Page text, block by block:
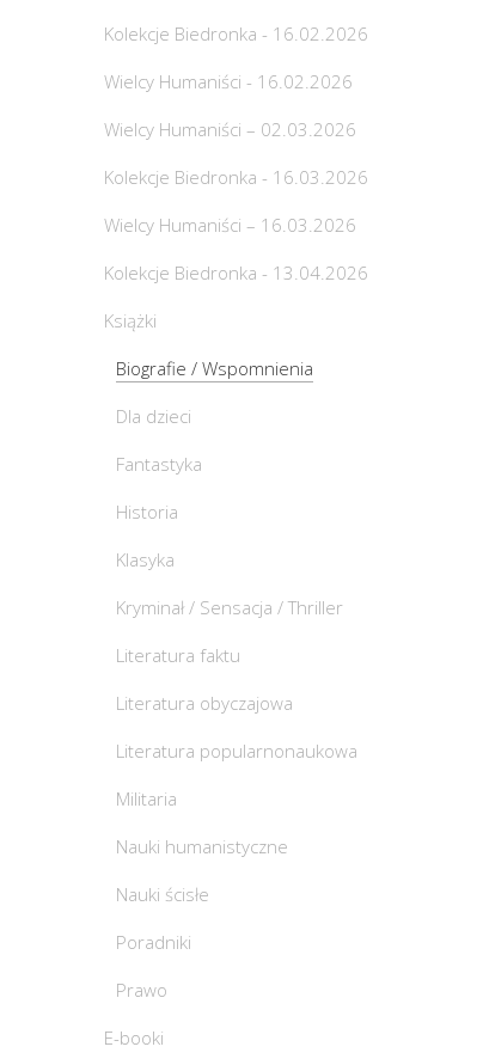
Kolekcje Biedronka - 16.02.2026
Wielcy Humaniści - 16.02.2026
Wielcy Humaniści – 02.03.2026
Kolekcje Biedronka - 16.03.2026
Wielcy Humaniści – 16.03.2026
Kolekcje Biedronka - 13.04.2026
Książki
Biografie / Wspomnienia
Dla dzieci
Fantastyka
Historia
Klasyka
Kryminał / Sensacja / Thriller
Literatura faktu
Literatura obyczajowa
Literatura popularnonaukowa
Militaria
Nauki humanistyczne
Nauki ścisłe
Poradniki
Prawo
E-booki